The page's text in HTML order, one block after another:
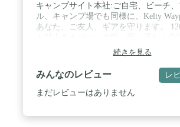
キャンプサイト本社:ご自宅、ビーチ
ル、キャンプ場でも同様に、Kelty
あなた、ご友人、ギアを守ります。
テールゲートMVP:天気の良いファンに
で、代わりに天気に備えましょう。 ウ
タープを武器庫に入れれば、過酷な状
物、飲み物、乱暴さを保つことができ
ユニバーサル車両マウント:ルーフラッ
続きを見る
みんなのレビュー レ
まだレビューはありません